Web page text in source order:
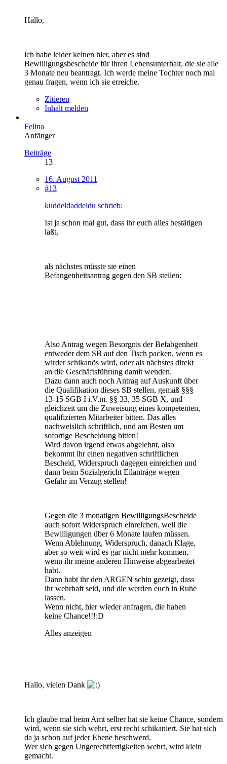
Hallo,
ich habe leider keinen hier, aber es sind
Bewilligungsbescheide für ihren Lebensunterhalt, die sie alle
3 Monate neu beantragt. Ich werde meine Tochter noch mal
genau fragen, wenn ich sie erreiche.
Zitieren
Inhalt melden
Felina
Anfänger
Beiträge
13
16. August 2011
#13
kuddeldaddeldu schrieb:
Ist ja schon mal gut, dass ihr euch alles bestätigen
laßt,
als nächstes müsste sie einen
Befangenheitsantrag gegen den SB stellen:
Also Antrag wegen Besorgnis der Befabgenheit
entweder dem SB auf den Tisch packen, wenn es
wirder schikanös wird, oder als nächstes direkt
an die Geschäftsführung damit wenden.
Dazu dann auch noch Antrag auf Auskunft über
die Qualifikation dieses SB stellen, gemäß §§§
13-15 SGB I i.V.m. §§ 33, 35 SGB X, und
gleichzeit um die Zuweisung eines kompetenten,
qualifizierten Mitarbeiter bitten. Das alles
nachweislich schriftlich, und am Besten um
sofortige Bescheidung bitten!
Wird davon irgend etwas abgelehnt, also
bekommt ihr einen negativen schriftlichen
Bescheid, Widerspruch dagegen einreichen und
dann beim Sozialgericht Eilanträge wegen
Gefahr im Verzug stellen!
Gegen die 3 monatigen BewilligungsBescheide
auch sofort Widerspruch einreichen, weil die
Bewilligungen über 6 Monate laufen müssen.
Wenn Ablehnung, Widerspruch, danach Klage,
aber so weit wird es gar nicht mehr kommen,
wenn ihr meine anderen Hinweise abgearbeitet
habt.
Dann habt ihr den ARGEN schin gezeigt, dass
ihr wehrhaft seid, und die werden euch in Ruhe
lassen.
Wenn nicht, hier wieder anfragen, die haben
keine Chance!!!:D
Alles anzeigen
Hallo, vielen Dank
Ich glaube mal beim Amt selber hat sie keine Chance, sondern
wird, wenn sie sich wehrt, erst recht schikaniert. Sie hat sich
da ja schon auf jeder Ebene beschwerd.
Wer sich gegen Ungerechtfertigkeiten wehrt, wird klein
gemacht.